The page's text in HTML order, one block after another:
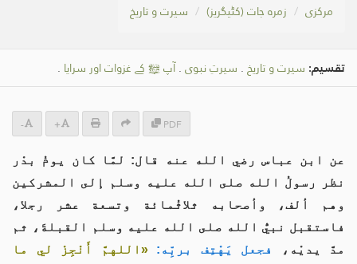
مرکزی زمرہ جات (کٹیگریز) سیرت و تاریخ
تقسیم: سیرت و تاریخ . سیرتِ نبوی .آپ ﷺ کے غزوات اور سرایا .
PDF
+
-
عن ابن عباس رضي الله عنه قال: لمَّا كان يومُ بدْر
نظر رسولُ الله صلى الله عليه وسلم إلى المشركين
وهم ألف، وأصحابه ثلاثُمائة وتسعة عشر رجلا،
فاستقبل نبيُّ الله صلى الله عليه وسلم القبلةَ، ثم
مدَّ يديْه،
فجعل يَهْتِف بربِّه:
«اللهمَّ أَنْجِزْ لي ما